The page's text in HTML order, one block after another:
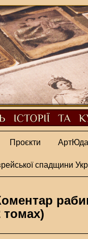
Проєкти
спадщини
томах)